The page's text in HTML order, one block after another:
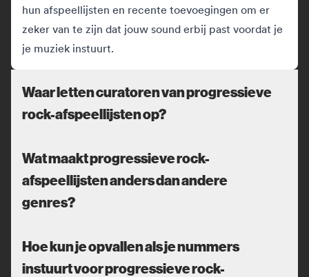
hun afspeellijsten en recente toevoegingen om er
zeker van te zijn dat jouw sound erbij past voordat je
je muziek instuurt.
Waar letten curatoren van progressieve
rock-afspeellijsten op?
Wat maakt progressieve rock-
afspeellijsten anders dan andere
genres?
Hoe kun je opvallen als je nummers
instuurt voor progressieve rock-